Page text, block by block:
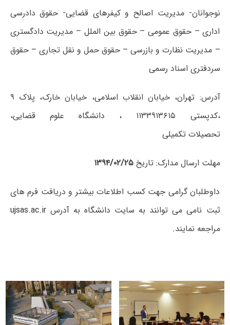
نوجوانان- مدیریت اصالح و کیفرهای قضایی- حقوق دادرسی
اداری – حقوق عمومی – حقوق بین الملل – مدیریت دادگستری
– مدیریت نظارت و بازرسی – حقوق حمل و نقل تجاری – حقوق
سردفتری اسناد رسمی
آدرس: تهران، خیابان انقلاب اسلامی، خیابان خارک، پلاک ۹
،کدپستی ۱۱۳۳۹۱۳۶۱۵ ، دانشگاه علوم قضایی،
تحصیلات تکمیلی
مهلت ارسال مدارک: تاریخ۱۳۹۴/۰۲/۲۵
داوطلبان گرامی جهت کسب اطلاعات بیشتر و دریافت فرم های
ثبت نامی می توانند به سایت دانشگاه به آدرسujsas.ac.ir
مراجعه نمایند.